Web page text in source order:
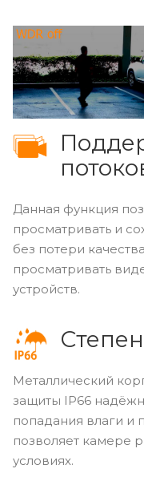
Данная функция
просматривать и
без потери
просматривать
устройств.
Металлический
защиты IP66
попадания влаги и
позволяет камере
условиях.